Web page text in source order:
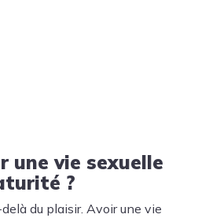
une vie sexuelle
?
du plaisir. Avoir une vie